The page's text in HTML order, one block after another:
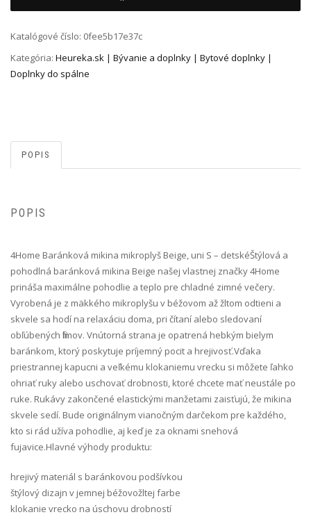
Katalógové číslo: 0fee5b17e37c
Kategória: Heureka.sk | Bývanie a doplnky | Bytové doplnky |
Doplnky do spálne
POPIS
POPIS
4Home Baránková mikina mikroplyš Beige, uni S – detské Štýlová a
pohodlná baránková mikina Beige našej vlastnej značky 4Home
prináša maximálne pohodlie a teplo pre chladné zimné večery.
Vyrobená je z mäkkého mikroplyšu v béžovom až žltom odtieni a
skvele sa hodí na relaxáciu doma, pri čítaní alebo sledovaní
obľúbených filmov. Vnútorná strana je opatrená hebkým bielym
baránkom, ktorý poskytuje príjemný pocit a hrejivosť.Vďaka
priestrannej kapucni a veľkému klokaniemu vrecku si môžete ľahko
ohriať ruky alebo uschovať drobnosti, ktoré chcete mať neustále po
ruke. Rukávy zakončené elastickými manžetami zaisťujú, že mikina
skvele sedí. Bude originálnym vianočným darčekom pre každého,
kto si rád užíva pohodlie, aj keď je za oknami snehová
fujavice.Hlavné výhody produktu:
hrejivý materiál s baránkovou podšívkou
štýlový dizajn v jemnej béžovožltej farbe
klokanie vrecko na úschovu drobností